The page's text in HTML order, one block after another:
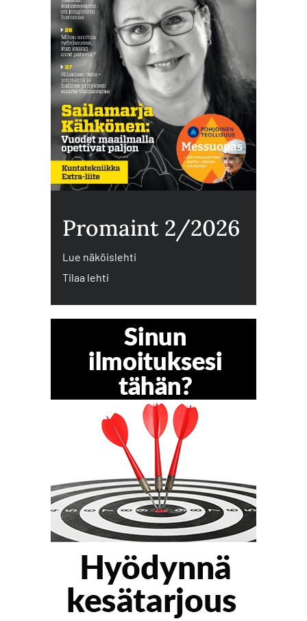
Promaint 2/2026
Lue näköislehti
Tilaa lehti